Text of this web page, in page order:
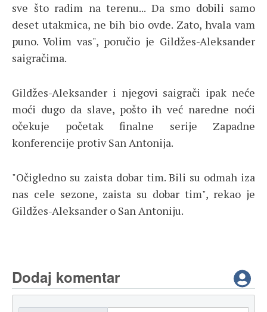
sve što radim na terenu... Da smo dobili samo
deset utakmica, ne bih bio ovde. Zato, hvala vam
puno. Volim vas", poručio je Gildžes-Aleksander
saigračima.
Gildžes-Aleksander i njegovi saigrači ipak neće
moći dugo da slave, pošto ih već naredne noći
očekuje početak finalne serije Zapadne
konferencije protiv San Antonija.
"Očigledno su zaista dobar tim. Bili su odmah iza
nas cele sezone, zaista su dobar tim", rekao je
Gildžes-Aleksander o San Antoniju.
Dodaj komentar